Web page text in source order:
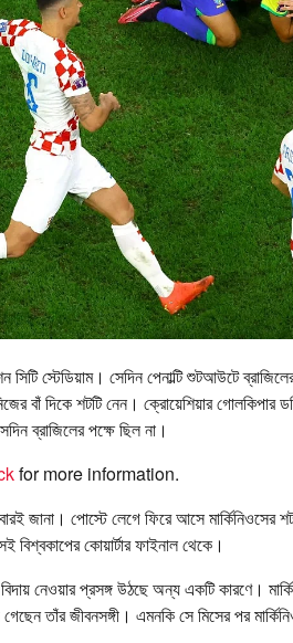
স্টেডিয়াম। সেদিন পেনাল্টি শুটআউটে
বাঁ দিকে শটটি নেন। ক্রোয়েশিয়ার গোলকিপার
ব্রাজিলের পক্ষে ছিল না।
for more information.
জানা। পোস্টে লেগে ফিরে আসে মার্কিনিওসের
কোয়ার্টার ফাইনাল থেকে।
নেওয়ার প্রসঙ্গ উঠছে অন্য একটি কারণে।
গেছেন তাঁর জীবনসঙ্গী। এমনকি সে মিসের পর